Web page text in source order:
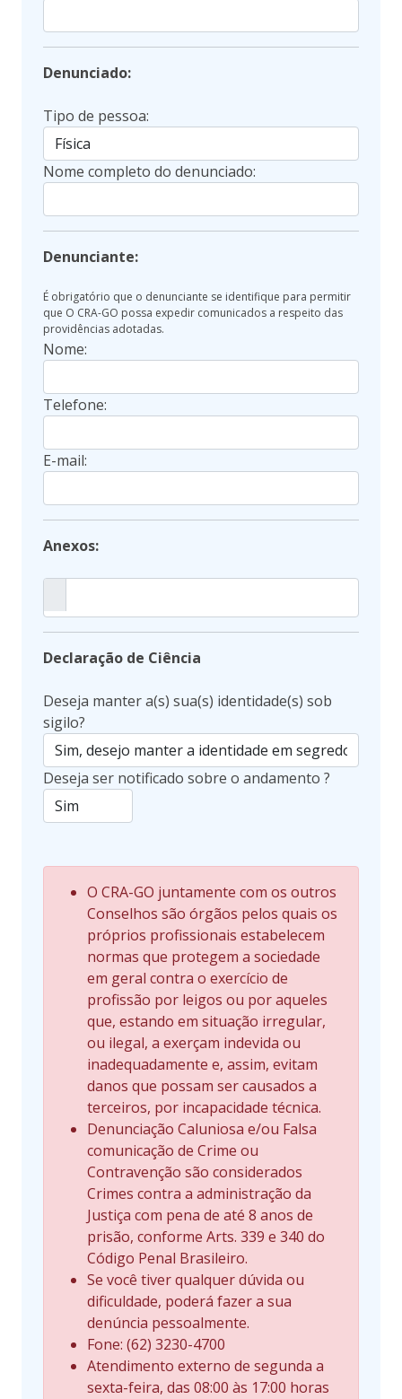
Denunciado:
Tipo de pessoa:
Nome completo do denunciado:
Denunciante:
É obrigatório que o denunciante se identifique para permitir
que O CRA-GO possa expedir comunicados a respeito das
providências adotadas.
Nome:
Telefone:
E-mail:
Anexos:
Declaração de Ciência
Deseja manter a(s) sua(s) identidade(s) sob
sigilo?
Deseja ser notificado sobre o andamento ?
O CRA-GO juntamente com os outros
Conselhos são órgãos pelos quais os
próprios profissionais estabelecem
normas que protegem a sociedade
em geral contra o exercício de
profissão por leigos ou por aqueles
que, estando em situação irregular,
ou ilegal, a exerçam indevida ou
inadequadamente e, assim, evitam
danos que possam ser causados a
terceiros, por incapacidade técnica.
Denunciação Caluniosa e/ou Falsa
comunicação de Crime ou
Contravenção são considerados
Crimes contra a administração da
Justiça com pena de até 8 anos de
prisão, conforme Arts. 339 e 340 do
Código Penal Brasileiro.
Se você tiver qualquer dúvida ou
dificuldade, poderá fazer a sua
denúncia pessoalmente.
Fone: (62) 3230-4700
Atendimento externo de segunda a
sexta-feira, das 08:00 às 17:00 horas